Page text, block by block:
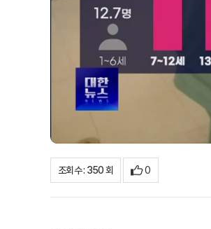
조회수 : 350 회 0